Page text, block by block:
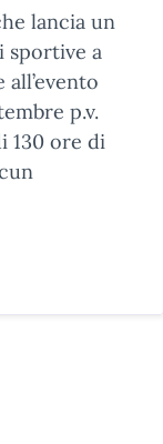
lancia un
sportive a
p.v.
130 ore di